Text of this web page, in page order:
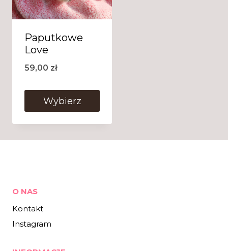
Paputkowe
Love
59,00 zł
Wybierz
O NAS
Kontakt
Instagram